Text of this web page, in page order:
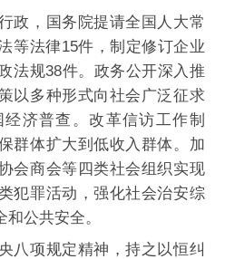
，国务院提请全国人大常
等法律15件，制定修订企业
法规38件。政务公开深入推
以多种形式向社会广泛征求
济普查。改革信访工作制
群体扩大到低收入群体。加
会商会等四类社会组织实现
犯罪活动，强化社会治安综
公共安全。
项规定精神，持之以恒纠